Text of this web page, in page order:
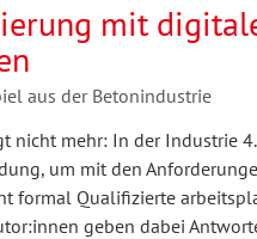
mit
aus der Betonindustrie
nicht mehr: In der Industrie
um mit den
formal Qualifizierte
geben dabei